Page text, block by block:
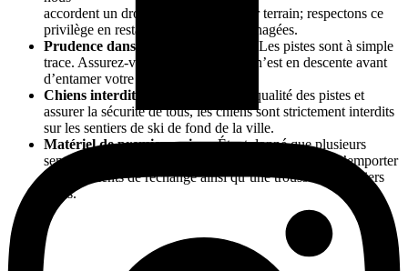
accordent un droit de passage sur leur terrain; respectons ce
privilège en restant sur les pistes aménagées.
Prudence dans les sentiers étroits :
Les pistes sont à simple
trace. Assurez-vous qu’aucun skieur n’est en descente avant
d’entamer votre montée.
Chiens interdits :
Pour préserver la qualité des pistes et
assurer la sécurité de tous, les chiens sont strictement interdits
sur les sentiers de ski de fond de la ville.
Matériel de premiers soins :Étant donné que plusieurs
sentiers sont en secteur éloigné, il est recommandé d’emporter
des vêtements de rechange ainsi qu’une trousse de premiers
soins.